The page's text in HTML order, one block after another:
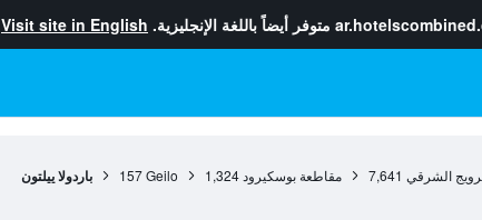
متوفر أيضاً باللغة الإنجليزية. Visit site in English
الشرقي 7,641 مقاطعة بوسكيرود 1,324
Geilo
157 باردولا ييلتون